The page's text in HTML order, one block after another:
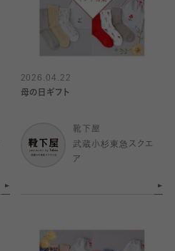
2026.04.22
母の日ギフト
靴下屋
武蔵小杉東急スクエ
ア